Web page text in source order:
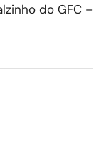
do GFC –